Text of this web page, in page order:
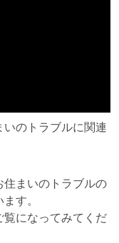
のトラブルに関連
まいのトラブルの
す。
になってみてくだ